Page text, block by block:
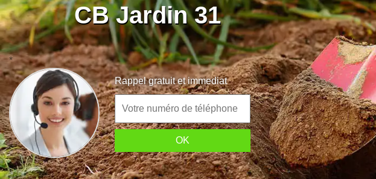
CB Jardin 31
*
Rappel gratuit et immediat